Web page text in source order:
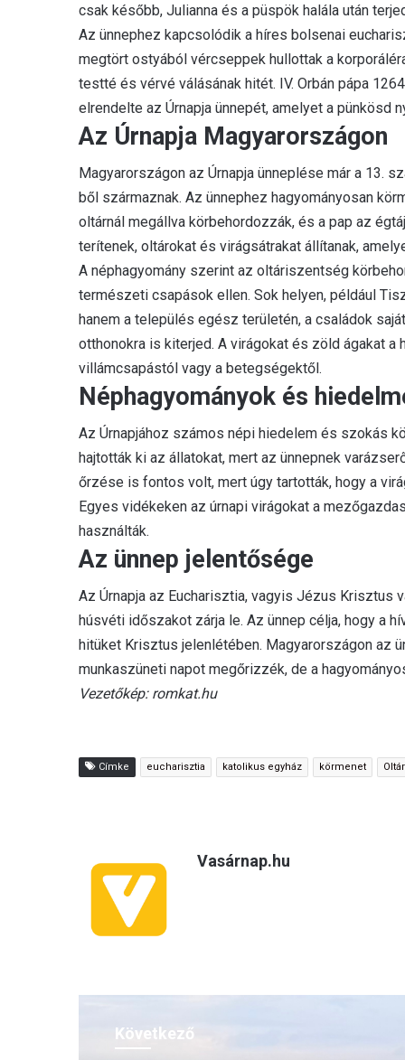
csak később, Julianna és a püspök halála után
Az ünnephez kapcsolódik a híres bolsenai
megtört ostyából vércseppek hullottak a
testté és vérvé válásának hitét. IV. Orbán pápa
elrendelte az Úrnapja ünnepét, amelyet a
Az Úrnapja Magyarországon
Magyarországon az Úrnapja ünneplése már a 13.
ből származnak. Az ünnephez hagyományosan
oltárnál megállva körbehordozzák, és a pap az
terítenek, oltárokat és virágsátrakat állítanak,
A néphagyomány szerint az oltáriszentség
természeti csapások ellen. Sok helyen, például
hanem a település egész területén, a családok
otthonokra is kiterjed. A virágokat és zöld ágakat
villámcsapástól vagy a betegségektől.
Néphagyományok és
Az Úrnapjához számos népi hiedelem és szokás
hajtották ki az állatokat, mert az ünnepnek
őrzése is fontos volt, mert úgy tartották, hogy a
Egyes vidékeken az úrnapi virágokat a
használták.
Az ünnep jelentősége
Az Úrnapja az Eucharisztia, vagyis Jézus Krisztus
húsvéti időszakot zárja le. Az ünnep célja, hogy a
hitüket Krisztus jelenlétében. Magyarországon az
munkaszüneti napot megőrizzék, de a
Vezetőkép: romkat.hu
Címke eucharisztia katolikus egyház körmenet
Vasárnap.hu
Következő